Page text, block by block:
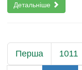
Детальніше
Перша 1011